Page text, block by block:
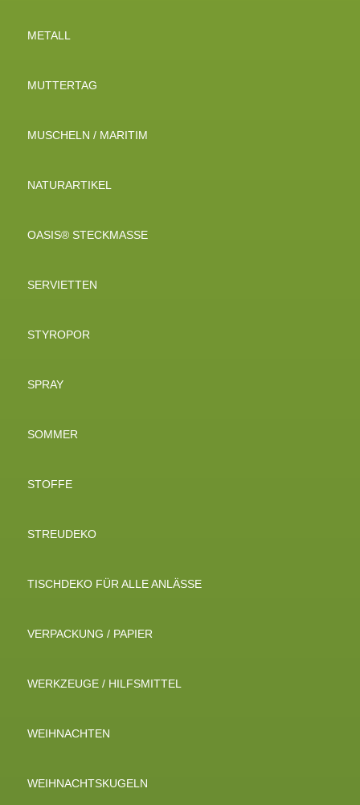
METALL
MUTTERTAG
MUSCHELN / MARITIM
NATURARTIKEL
OASIS® STECKMASSE
SERVIETTEN
STYROPOR
SPRAY
SOMMER
STOFFE
STREUDEKO
TISCHDEKO FÜR ALLE ANLÄSSE
VERPACKUNG / PAPIER
WERKZEUGE / HILFSMITTEL
WEIHNACHTEN
WEIHNACHTSKUGELN